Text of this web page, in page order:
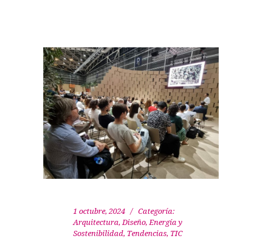
1 octubre, 2024
Categoría:
Arquitectura, Diseño,Energía y
Sostenibilidad, Tendencias, TIC